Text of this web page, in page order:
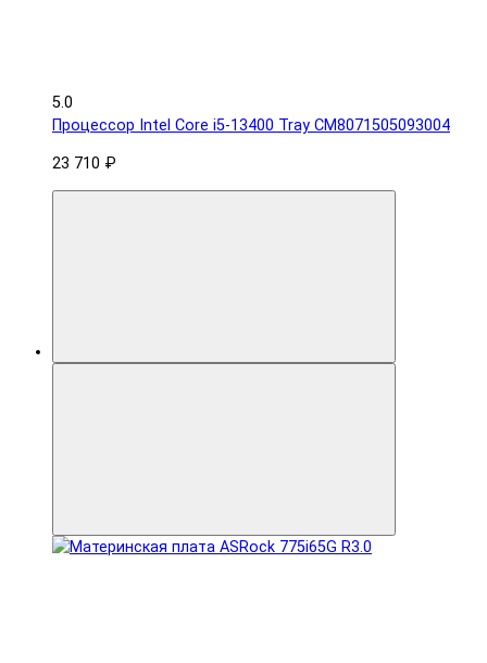
5.0
Процессор Intel Core i5-13400 Tray CM8071505093004
23 710 ₽